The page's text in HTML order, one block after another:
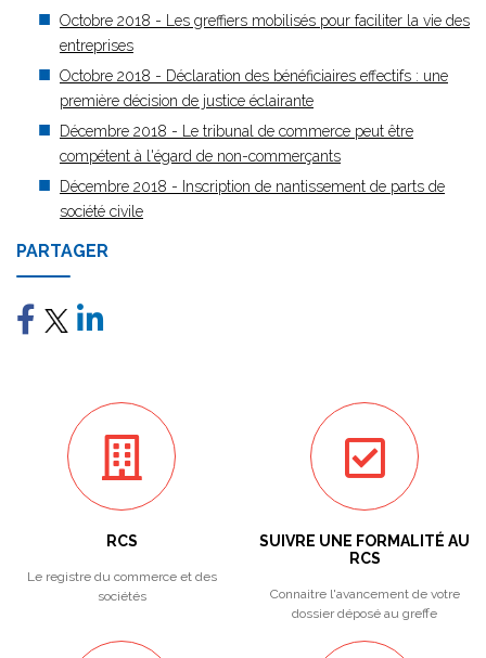
Octobre 2018 - Les greffiers mobilisés pour faciliter la vie des
entreprises
Octobre 2018 - Déclaration des bénéficiaires effectifs : une
première décision de justice éclairante
Décembre 2018 - Le tribunal de commerce peut être
compétent à l'égard de non-commerçants
Décembre 2018 - Inscription de nantissement de parts de
société civile
PARTAGER
RCS
Le registre du commerce et des
sociétés
SUIVRE UNE FORMALITÉ AU
RCS
Connaitre l'avancement de votre
dossier déposé au greffe